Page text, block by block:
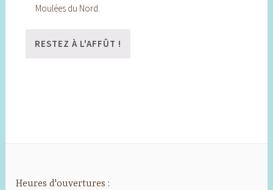
Moulées du Nord.
Heures d'ouvertures :